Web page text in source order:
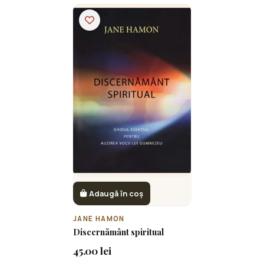
Adaugă în coș
JANE HAMON
Discernământ spiritual
45.00 lei